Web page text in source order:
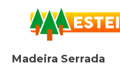
Madeira Serrada